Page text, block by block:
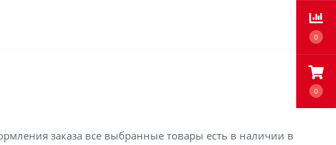
0
0
заказа все выбранные товары есть в наличии в